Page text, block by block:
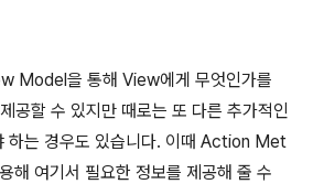
Model을 통해 View에게 무엇인가를
공할 수 있지만 때로는 또 다른 추가적인
하는 경우도 있습니다. 이때 Action Met
여기서 필요한 정보를 제공해 줄 수